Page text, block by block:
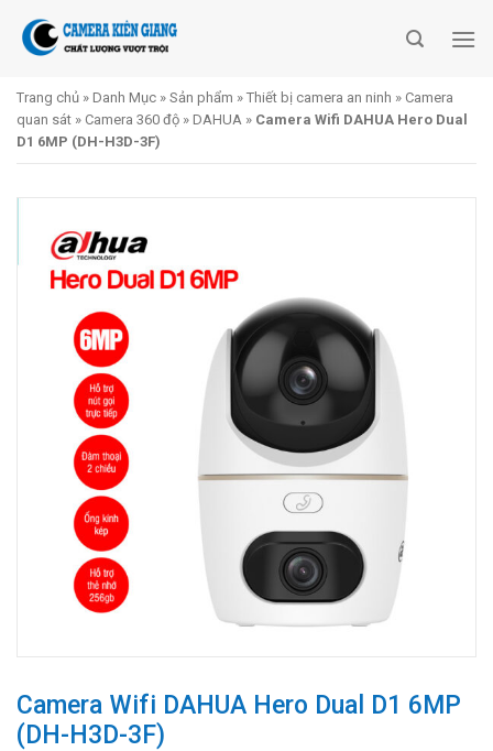
Trang chủ » Danh Mục » Sản phẩm » Thiết bị camera an ninh » Camera
quan sát » Camera 360 độ » DAHUA » Camera Wifi DAHUA Hero Dual
D1 6MP (DH-H3D-3F)
Camera Wifi DAHUA Hero Dual D1 6MP
(DH-H3D-3F)